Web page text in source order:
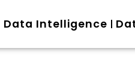
Data Intelligence